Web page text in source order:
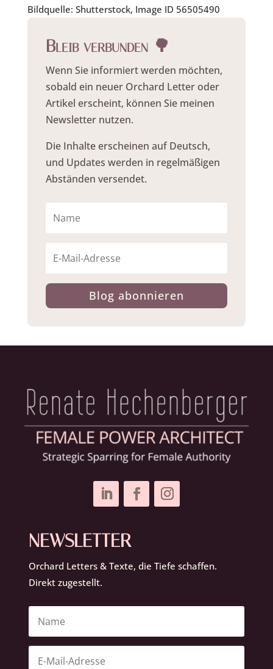
Bildquelle: Shutterstock, Image ID 56505490
Bleib verbunden 🌳
Wenn Sie informiert werden möchten,
sobald ein neuer Orchard Letter oder
Artikel erscheint, können Sie meinen
Newsletter nutzen.
Die Inhalte erscheinen auf Deutsch,
und Updates werden in regelmäßigen
Abständen versendet.
Blog abonnieren
NEWSLETTER
Orchard Letters & Texte, die Tiefe schaffen.
Direkt zugestellt.